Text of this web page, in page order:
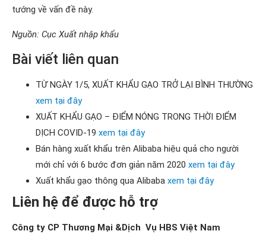
tướng về vấn đề này.
Nguồn: Cục Xuất nhập khẩu
Bài viết liên quan
TỪ NGÀY 1/5, XUẤT KHẨU GẠO TRỞ LẠI BÌNH THƯỜNG
xem tại đây
XUẤT KHẨU GẠO – ĐIỂM NÓNG TRONG THỜI ĐIỂM
DỊCH COVID-19 xem tại đây
Bán hàng xuất khẩu trên Alibaba hiệu quả cho người
mới chỉ với 6 bước đơn giản năm 2020 xem tại đây
Xuất khẩu gạo thông qua Alibaba xem tại đây
Liên hệ để được hỗ trợ
Công ty CP Thương Mại &Dịch Vụ HBS Việt Nam